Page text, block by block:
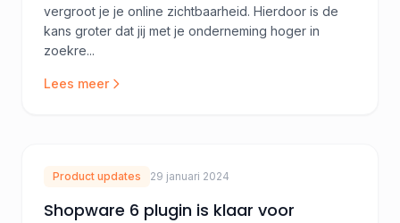
vergroot je je online zichtbaarheid. Hierdoor is de
kans groter dat jij met je onderneming hoger in
zoekre...
Lees meer
Product updates 29 januari 2024
Shopware 6 plugin is klaar voor